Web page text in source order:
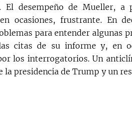
El desempeño de Mueller, a
ocasiones, frustrante. En
para entender algunas
citas de su informe y, en
los interrogatorios. Un
la presidencia de Trump y un